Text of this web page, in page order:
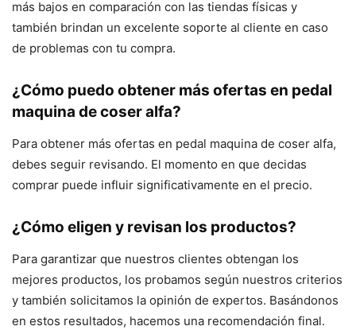
más bajos en comparación con las tiendas físicas y
también brindan un excelente soporte al cliente en caso
de problemas con tu compra.
¿Cómo puedo obtener más ofertas en pedal
maquina de coser alfa?
Para obtener más ofertas en pedal maquina de coser alfa,
debes seguir revisando. El momento en que decidas
comprar puede influir significativamente en el precio.
¿Cómo eligen y revisan los productos?
Para garantizar que nuestros clientes obtengan los
mejores productos, los probamos según nuestros criterios
y también solicitamos la opinión de expertos. Basándonos
en estos resultados, hacemos una recomendación final.